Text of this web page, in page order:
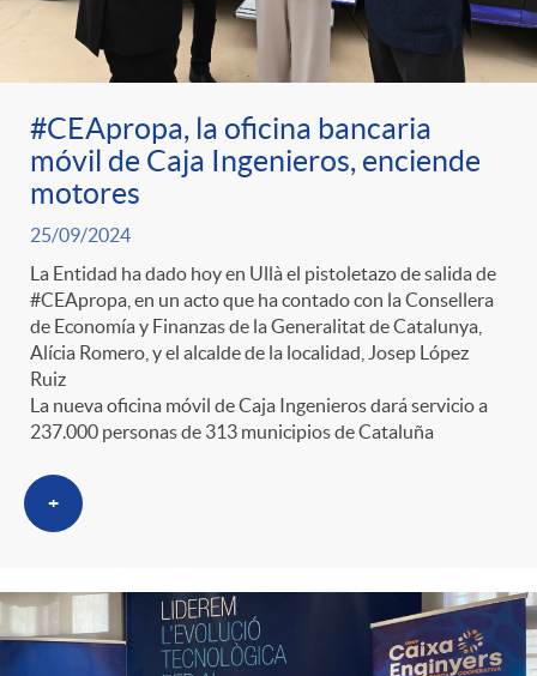
r
a
S
a
l
a
d
e
n
p
o
r
c
a
t
e
e
n
i
d
o
A
n
c
l
i
c
a
d
o
r
e
#CEApropa, la oficina bancaria
móvil de Caja Ingenieros, enciende
motores
25/09/2024
La Entidad ha dado hoy en Ullà el pistoletazo de salida de
#CEApropa, en un acto que ha contado con la Consellera
de Economía y Finanzas de la Generalitat de Catalunya,
Alícia Romero, y el alcalde de la localidad, Josep López
Ruiz
La nueva oficina móvil de Caja Ingenieros dará servicio a
237.000 personas de 313 municipios de Cataluña
+